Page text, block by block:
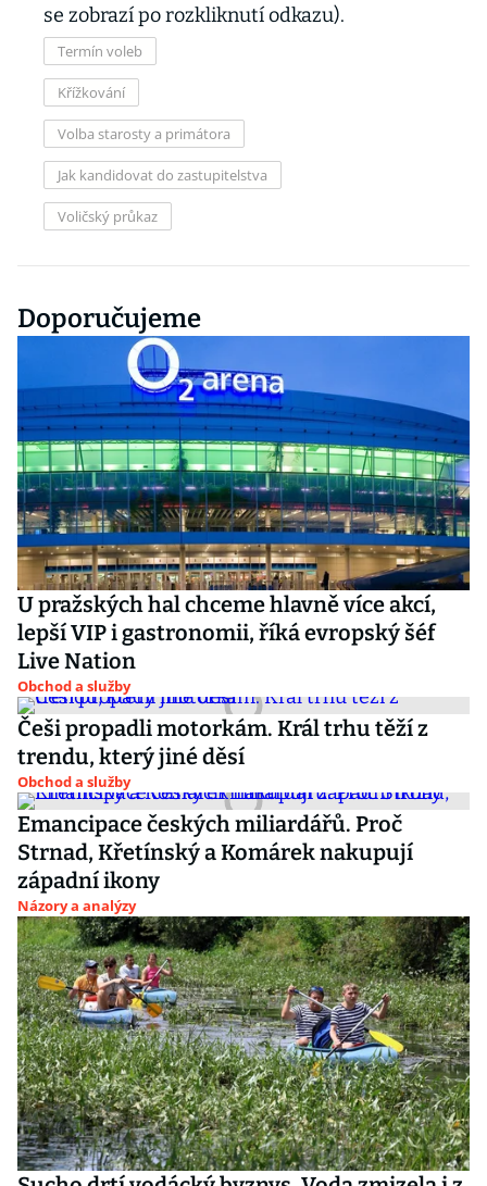
se zobrazí po rozkliknutí odkazu).
Termín voleb
Křížkování
Volba starosty a primátora
Jak kandidovat do zastupitelstva
Voličský průkaz
Doporučujeme
U pražských hal chceme hlavně více akcí,
lepší VIP i gastronomii, říká evropský šéf
Live Nation
Obchod a služby
Češi propadli motorkám. Král trhu těží z
trendu, který jiné děsí
Obchod a služby
Emancipace českých miliardářů. Proč
Strnad, Křetínský a Komárek nakupují
západní ikony
Názory a analýzy